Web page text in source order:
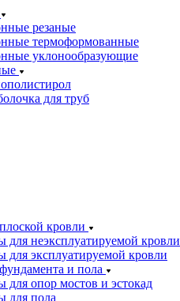
резаные
термоформованные
уклонообразующие
для труб
кровли
для неэксплуатируемой кровли
для эксплуатируемой кровли
и пола
для опор мостов и эстокад
для пола